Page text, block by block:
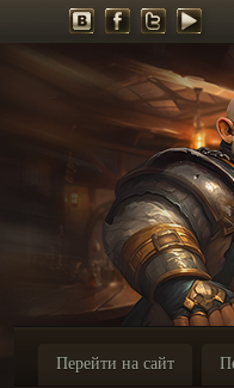
Перейти на сайт